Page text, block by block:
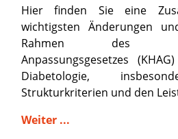
Hier finden Sie eine
wichtigsten Änderungen
Rahmen des
Anpassungsgesetzes
Diabetologie,
Strukturkriterien und den
Weiter ...